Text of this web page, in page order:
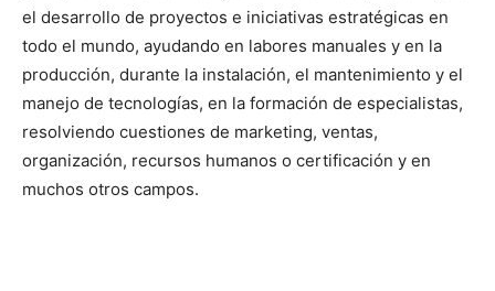
el desarrollo de proyectos e iniciativas estratégicas en
todo el mundo, ayudando en labores manuales y en la
producción, durante la instalación, el mantenimiento y el
manejo de tecnologías, en la formación de especialistas,
resolviendo cuestiones de marketing, ventas,
organización, recursos humanos o certificación y en
muchos otros campos.